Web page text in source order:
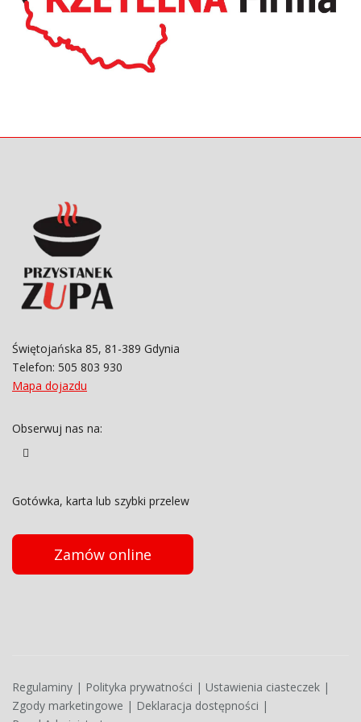
Świętojańska 85, 81-389 Gdynia
Telefon: 505 803 930
Mapa dojazdu
Obserwuj nas na:
Gotówka, karta lub szybki przelew
Zamów online
Regulaminy | Polityka prywatności | Ustawienia ciasteczek |
Zgody marketingowe | Deklaracja dostępności |